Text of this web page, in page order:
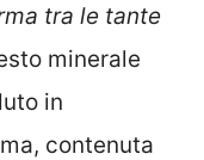
tra le tante
minerale
in
contenuta